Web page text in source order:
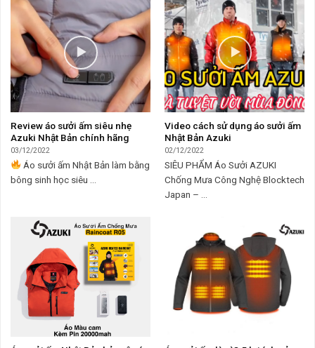
Review áo sưởi ấm siêu nhẹ
Azuki Nhật Bản chính hãng
03/12/2022
Áo sưởi ấm Nhật Bản làm bằng
bông sinh học siêu ...
Video cách sử dụng áo sưởi ấm
Nhật Bản Azuki
02/12/2022
SIÊU PHẨM Áo Sưởi AZUKI
Chống Mưa Công Nghệ Blocktech
Japan – ...